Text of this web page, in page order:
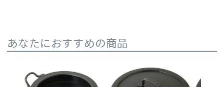
あなたにおすすめの商品